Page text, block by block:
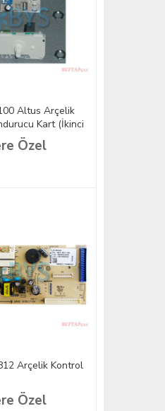
Altus Arçelik
Kart (İkinci
Özel
Arçelik Kontrol
Özel